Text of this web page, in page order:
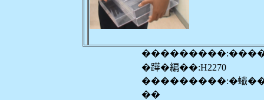
�𨅯�編��:H2270
���������:�蠘��
��